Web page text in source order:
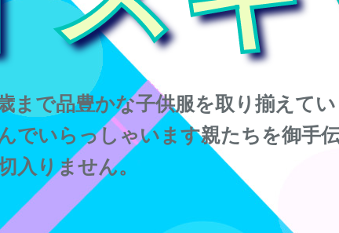
で品豊かな子供服を取り揃えてい
でいらっしゃいます親たちを御手
入りません。